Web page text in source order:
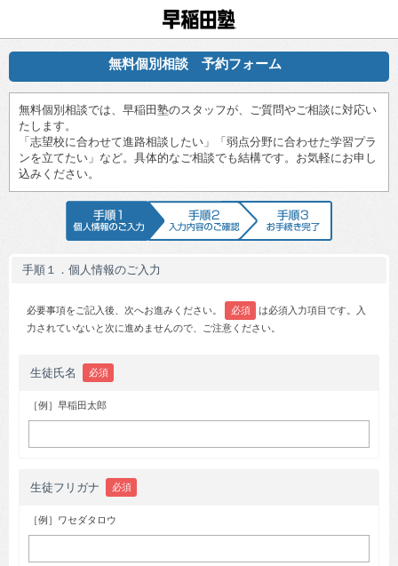
無料個別相談 予約フォーム
無料個別相談では、早稲田塾のスタッフが、ご質問やご相談に対応い
たします。
「志望校に合わせて進路相談したい」「弱点分野に合わせた学習プラ
ンを立てたい」など。具体的なご相談でも結構です。お気軽にお申し
込みください。
手順1 個人情報のご入力手順2 入力内容のご確認
手順１．個人情報のご入力
必要事項をご記入後、次へお進みください。 必須
は必須入力項目です。入
力されていないと次に進めませんので、ご注意ください。
生徒氏名 必須
［例］早稲田太郎
生徒フリガナ 必須
［例］ワセダタロウ